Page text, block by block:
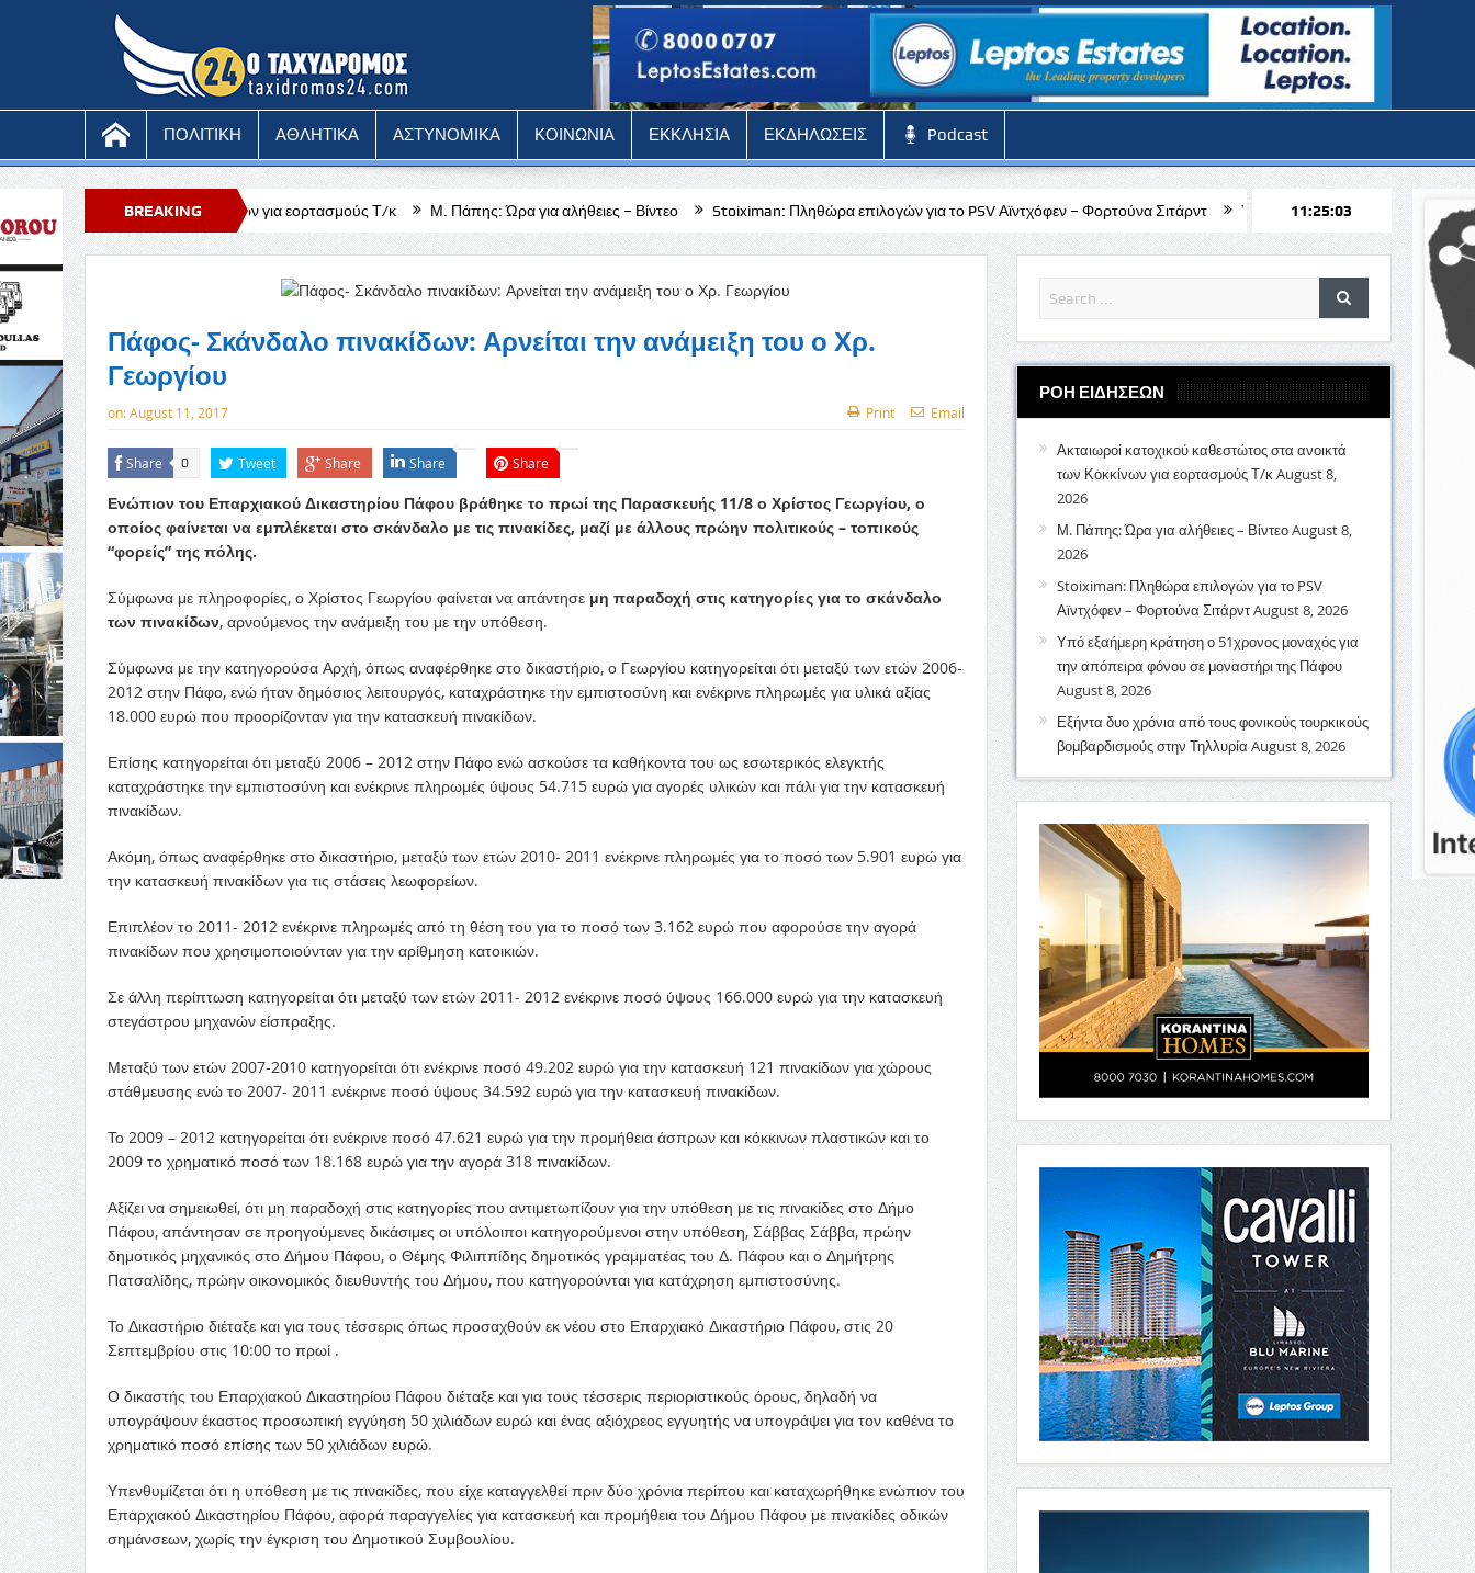
ΠΟΛΙΤΙΚΗ ΑΘΛΗΤΙΚΑ ΑΣΤΥΝΟΜΙΚΑ ΚΟΙΝΩΝΙΑ ΕΚΚΛΗΣΙΑ ΕΚΔΗΛΩΣΕΙΣ Podcast
BREAKING
NEWS
των Κοκκίνων για εορτασμούς Τ/κ Μ. Πάπης: Ώρα για αλήθειες – Βίντεο Stoiximan: Πληθώρα επιλογών για το PSV Αϊντχόφεν – Φορτούνα Σιτάρντ Υπό εξαήμερη κράτηση ο 51χρονος μοναχός για την
11:25:05
Πάφος- Σκάνδαλο πινακίδων: Αρνείται την ανάμειξη του ο Χρ.
Γεωργίου
on:August 11, 2017 Print Email
Share 0 Tweet Share Share Share
Ενώπιον του Επαρχιακού Δικαστηρίου Πάφου βράθηκε το πρωί της Παρασκευής 11/8 ο Χρίστος Γεωργίου, ο
οποίος φαίνεται να εμπλέκεται στο σκάνδαλο με τις πινακίδες, μαζί με άλλους πρώην πολιτικούς – τοπικούς
“φορείς” της πόλης.
Σύμφωνα με πληροφορίες, ο Χρίστος Γεωργίου φαίνεται να απάντησε μη παραδοχή στις κατηγορίες για το σκάνδαλο
των πινακίδων, αρνούμενος την ανάμειξη του με την υπόθεση.
Σύμφωνα με την κατηγορούσα Αρχή, όπως αναφέρθηκε στο δικαστήριο, ο Γεωργίου κατηγορείται ότι μεταξύ των ετών 2006-
2012 στην Πάφο, ενώ ήταν δημόσιος λειτουργός, καταχράστηκε την εμπιστοσύνη και ενέκρινε πληρωμές για υλικά αξίας
18.000 ευρώ που προορίζονταν για την κατασκευή πινακίδων.
Επίσης κατηγορείται ότι μεταξύ 2006 – 2012 στην Πάφο ενώ ασκούσε τα καθήκοντα του ως εσωτερικός ελεγκτής
καταχράστηκε την εμπιστοσύνη και ενέκρινε πληρωμές ύψους 54.715 ευρώ για αγορές υλικών και πάλι για την κατασκευή
πινακίδων.
Ακόμη, όπως αναφέρθηκε στο δικαστήριο, μεταξύ των ετών 2010- 2011 ενέκρινε πληρωμές για το ποσό των 5.901 ευρώ για
την κατασκευή πινακίδων για τις στάσεις λεωφορείων.
Επιπλέον το 2011- 2012 ενέκρινε πληρωμές από τη θέση του για το ποσό των 3.162 ευρώ που αφορούσε την αγορά
πινακίδων που χρησιμοποιούνταν για την αρίθμηση κατοικιών.
Σε άλλη περίπτωση κατηγορείται ότι μεταξύ των ετών 2011- 2012 ενέκρινε ποσό ύψους 166.000 ευρώ για την κατασκευή
στεγάστρου μηχανών είσπραξης.
Μεταξύ των ετών 2007-2010 κατηγορείται ότι ενέκρινε ποσό 49.202 ευρώ για την κατασκευή 121 πινακίδων για χώρους
στάθμευσης ενώ το 2007- 2011 ενέκρινε ποσό ύψους 34.592 ευρώ για την κατασκευή πινακίδων.
Το 2009 – 2012 κατηγορείται ότι ενέκρινε ποσό 47.621 ευρώ για την προμήθεια άσπρων και κόκκινων πλαστικών και το
2009 το χρηματικό ποσό των 18.168 ευρώ για την αγορά 318 πινακίδων.
Αξίζει να σημειωθεί, ότι μη παραδοχή στις κατηγορίες που αντιμετωπίζουν για την υπόθεση με τις πινακίδες στο Δήμο
Πάφου, απάντησαν σε προηγούμενες δικάσιμες οι υπόλοιποι κατηγορούμενοι στην υπόθεση, Σάββας Σάββα, πρώην
δημοτικός μηχανικός στο Δήμου Πάφου, ο Θέμης Φιλιππίδης δημοτικός γραμματέας του Δ. Πάφου και ο Δημήτρης
Πατσαλίδης, πρώην οικονομικός διευθυντής του Δήμου, που κατηγορούνται για κατάχρηση εμπιστοσύνης.
Το Δικαστήριο διέταξε και για τους τέσσερις όπως προσαχθούν εκ νέου στο Επαρχιακό Δικαστήριο Πάφου, στις 20
Σεπτεμβρίου στις 10:00 το πρωί .
Ο δικαστής του Επαρχιακού Δικαστηρίου Πάφου διέταξε και για τους τέσσερις περιοριστικούς όρους, δηλαδή να
υπογράψουν έκαστος προσωπική εγγύηση 50 χιλιάδων ευρώ και ένας αξιόχρεος εγγυητής να υπογράψει για τον καθένα το
χρηματικό ποσό επίσης των 50 χιλιάδων ευρώ.
Υπενθυμίζεται ότι η υπόθεση με τις πινακίδες, που είχε καταγγελθεί πριν δύο χρόνια περίπου και καταχωρήθηκε ενώπιον του
Επαρχιακού Δικαστηρίου Πάφου, αφορά παραγγελίες για κατασκευή και προμήθεια του Δήμου Πάφου με πινακίδες οδικών
σημάνσεων, χωρίς την έγκριση του Δημοτικού Συμβουλίου.
ΡΟΗ ΕΙΔΗΣΕΩΝ
Ακταιωροί κατοχικού καθεστώτος στα ανοικτά
των Κοκκίνων για εορτασμούς Τ/κAugust 8,
2026
Μ. Πάπης: Ώρα για αλήθειες – ΒίντεοAugust 8,
2026
Stoiximan: Πληθώρα επιλογών για το PSV
Αϊντχόφεν – Φορτούνα ΣιτάρντAugust 8, 2026
Υπό εξαήμερη κράτηση ο 51χρονος μοναχός για
την απόπειρα φόνου σε μοναστήρι της Πάφου
August 8, 2026
Εξήντα δυο χρόνια από τους φονικούς τουρκικούς
βομβαρδισμούς στην Τηλλυρία August 8, 2026